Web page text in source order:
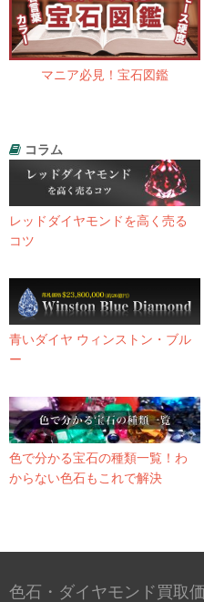
マニア必見！宝石図鑑
コラム
レッドダイヤモンドを高く売る
コツ
青いダイヤ ウィンストン・ブル
ー
色で分かる宝石の種類一覧！わ
からない色石もこれで解決
色石・ダイヤモンド買取